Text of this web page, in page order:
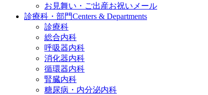
お見舞い・ご出産お祝いメール
診療科・部門Centers & Departments
診療科
総合内科
呼吸器内科
消化器内科
循環器内科
腎臓内科
糖尿病・内分泌内科